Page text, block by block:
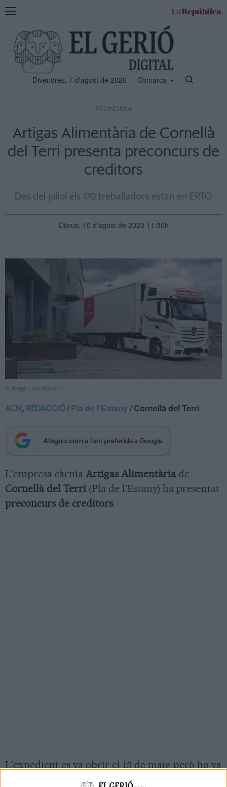
Mostra
navegació
Divendres, 7 d'agost de 2026 Comarca
ECONOMIA
Artigas Alimentària de Cornellà
del Terri presenta preconcurs de
creditors
Des del juliol els 170 treballadors estan en ERTO
Dijous, 10 d'agost de 2023 11:30h
© Jorge Luís Navarro
ACN , REDACCIÓ /Pla de l'Estany / Cornellà del Terri
L'empresa càrnia Artigas Alimentària de
Cornellà del Terri (Pla de l'Estany) ha presentat
preconcurs de creditors.
L'expedient es va obrir el 15 de maig però ho va
fer amb caràcter confidencial perquè no es